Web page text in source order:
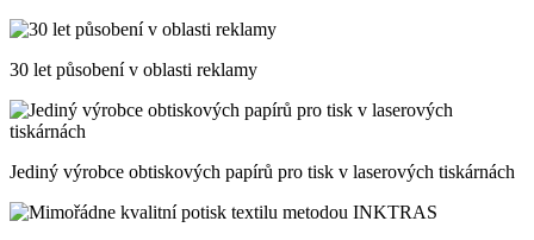
30 let působení v oblasti reklamy
Jediný výrobce obtiskových papírů pro tisk v laserových tiskárnách